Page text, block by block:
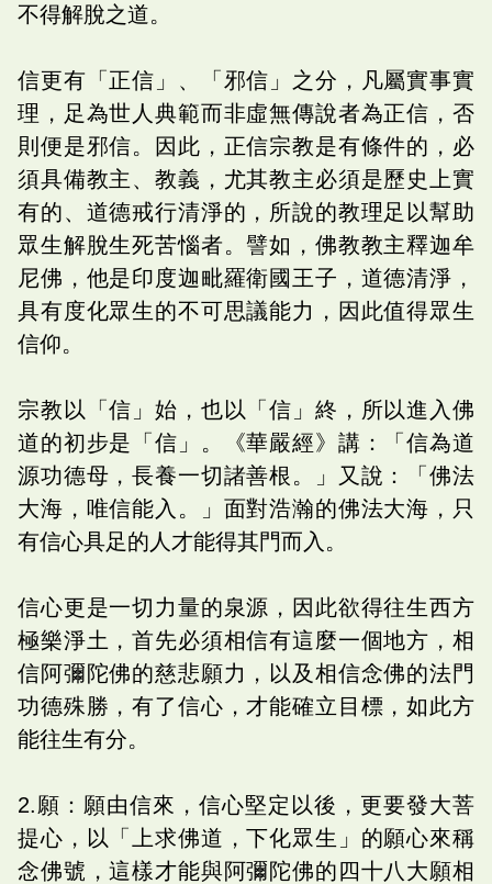
不得解脫之道。
信更有「正信」、「邪信」之分，凡屬實事實
理，足為世人典範而非虛無傳說者為正信，否
則便是邪信。因此，正信宗教是有條件的，必
須具備教主、教義，尤其教主必須是歷史上實
有的、道德戒行清淨的，所說的教理足以幫助
眾生解脫生死苦惱者。譬如，佛教教主釋迦牟
尼佛，他是印度迦毗羅衛國王子，道德清淨，
具有度化眾生的不可思議能力，因此值得眾生
信仰。
宗教以「信」始，也以「信」終，所以進入佛
道的初步是「信」。《華嚴經》講：「信為道
源功德母，長養一切諸善根。」又說：「佛法
大海，唯信能入。」面對浩瀚的佛法大海，只
有信心具足的人才能得其門而入。
信心更是一切力量的泉源，因此欲得往生西方
極樂淨土，首先必須相信有這麼一個地方，相
信阿彌陀佛的慈悲願力，以及相信念佛的法門
功德殊勝，有了信心，才能確立目標，如此方
能往生有分。
2.願：願由信來，信心堅定以後，更要發大菩
提心，以「上求佛道，下化眾生」的願心來稱
念佛號，這樣才能與阿彌陀佛的四十八大願相